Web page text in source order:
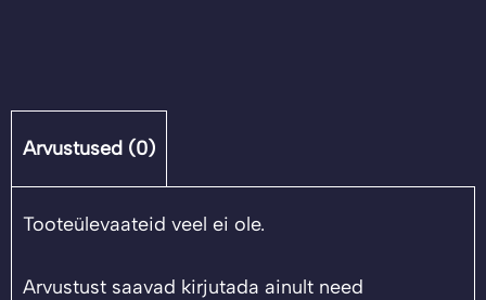
kogus
Arvustused (0)
Tooteülevaateid veel ei ole.
Arvustust saavad kirjutada ainult need